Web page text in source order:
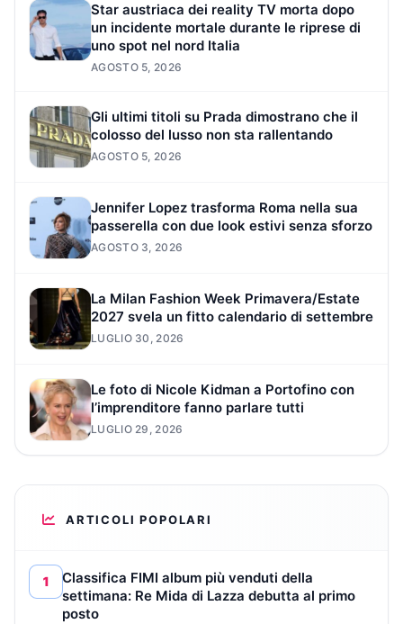
Star austriaca dei reality TV morta dopo
un incidente mortale durante le riprese di
uno spot nel nord Italia
AGOSTO 5, 2026
Gli ultimi titoli su Prada dimostrano che il
colosso del lusso non sta rallentando
AGOSTO 5, 2026
Jennifer Lopez trasforma Roma nella sua
passerella con due look estivi senza sforzo
AGOSTO 3, 2026
La Milan Fashion Week Primavera/Estate
2027 svela un fitto calendario di settembre
LUGLIO 30, 2026
Le foto di Nicole Kidman a Portofino con
l’imprenditore fanno parlare tutti
LUGLIO 29, 2026
ARTICOLI POPOLARI
1
Classifica FIMI album più venduti della
settimana: Re Mida di Lazza debutta al primo
posto